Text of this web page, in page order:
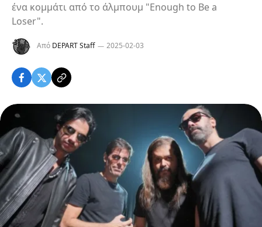
ένα κομμάτι από το άλμπουμ "Enough to Be a
Loser".
Από DEPART Staff 2025-02-03